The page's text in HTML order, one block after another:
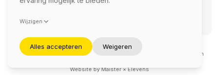
©2026 — Komerco
Deze site wordt beschermd door reCAPTCHA en het
en
Website byMaister×Elevens